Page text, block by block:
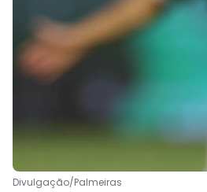
Divulgação/Palmeiras